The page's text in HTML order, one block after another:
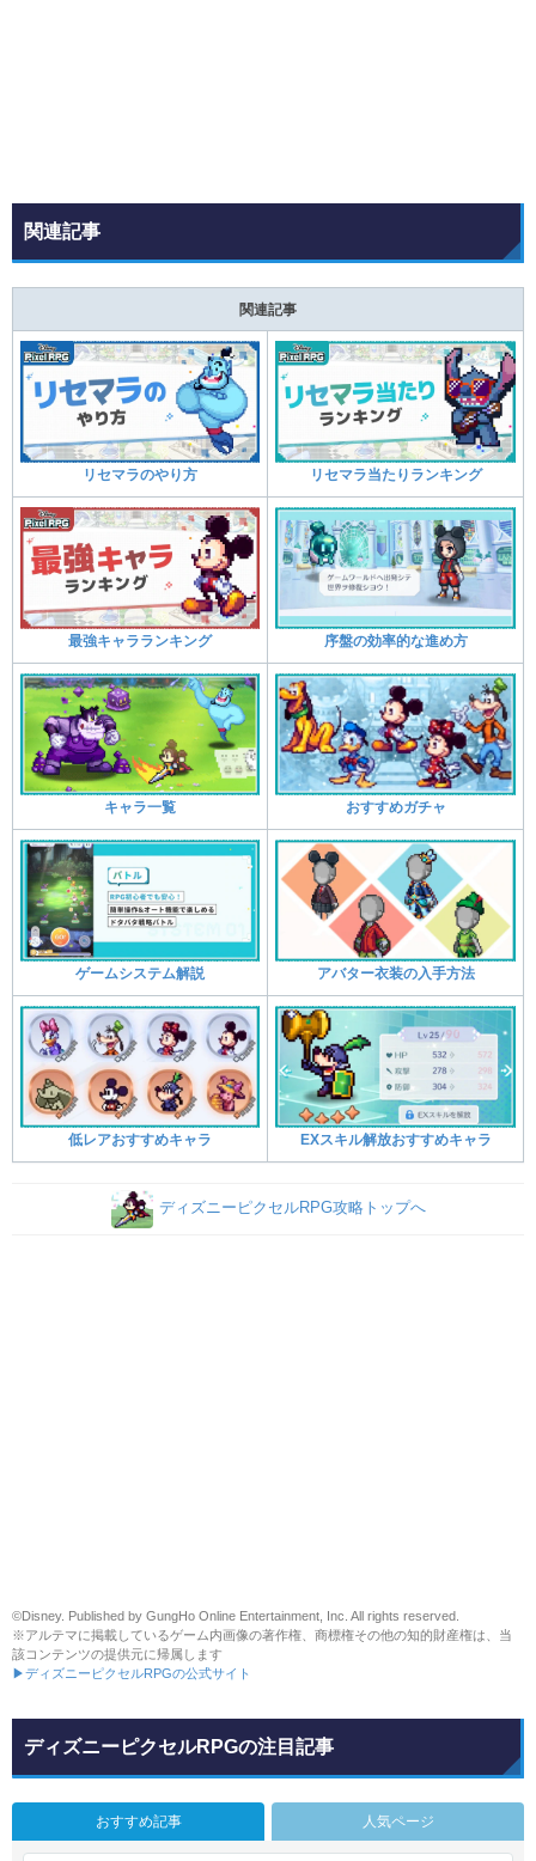
関連記事
関連記事
リセマラのやり方 リセマラ当たりランキング
最強キャラランキング 序盤の効率的な進め方
キャラ一覧 おすすめガチャ
ゲームシステム解説 アバター衣装の入手方法
低レアおすすめキャラ EXスキル解放おすすめキャラ
ディズニーピクセルRPG攻略トップへ
©Disney. Published by GungHo Online Entertainment, Inc. All rights reserved.
※アルテマに掲載しているゲーム内画像の著作権、商標権その他の知的財産権は、当
該コンテンツの提供元に帰属します
▶ディズニーピクセルRPGの公式サイト
ディズニーピクセルRPGの注目記事
おすすめ記事 人気ページ